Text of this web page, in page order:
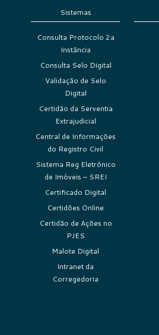
Sistemas
Consulta Protocolo 2a
Instância
Consulta Selo Digital
Validação de Selo
Digital
Certidão da Serventia
Extrajudicial
Central de Informações
do Registro Civil
Sistema Reg Eletrônico
de Imóveis – SREI
Certificado Digital
Certidões Online
Certidão de Ações no
PJES
Malote Digital
Intranet da
Corregedoria